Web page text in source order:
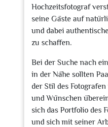
Hochzeitsfotograf
seine Gäste auf
und dabei
zu schaffen.
Bei der Suche nach
in der Nähe sollten
der Stil des
und Wünschen
sich das Portfolio des
und sich mit seiner